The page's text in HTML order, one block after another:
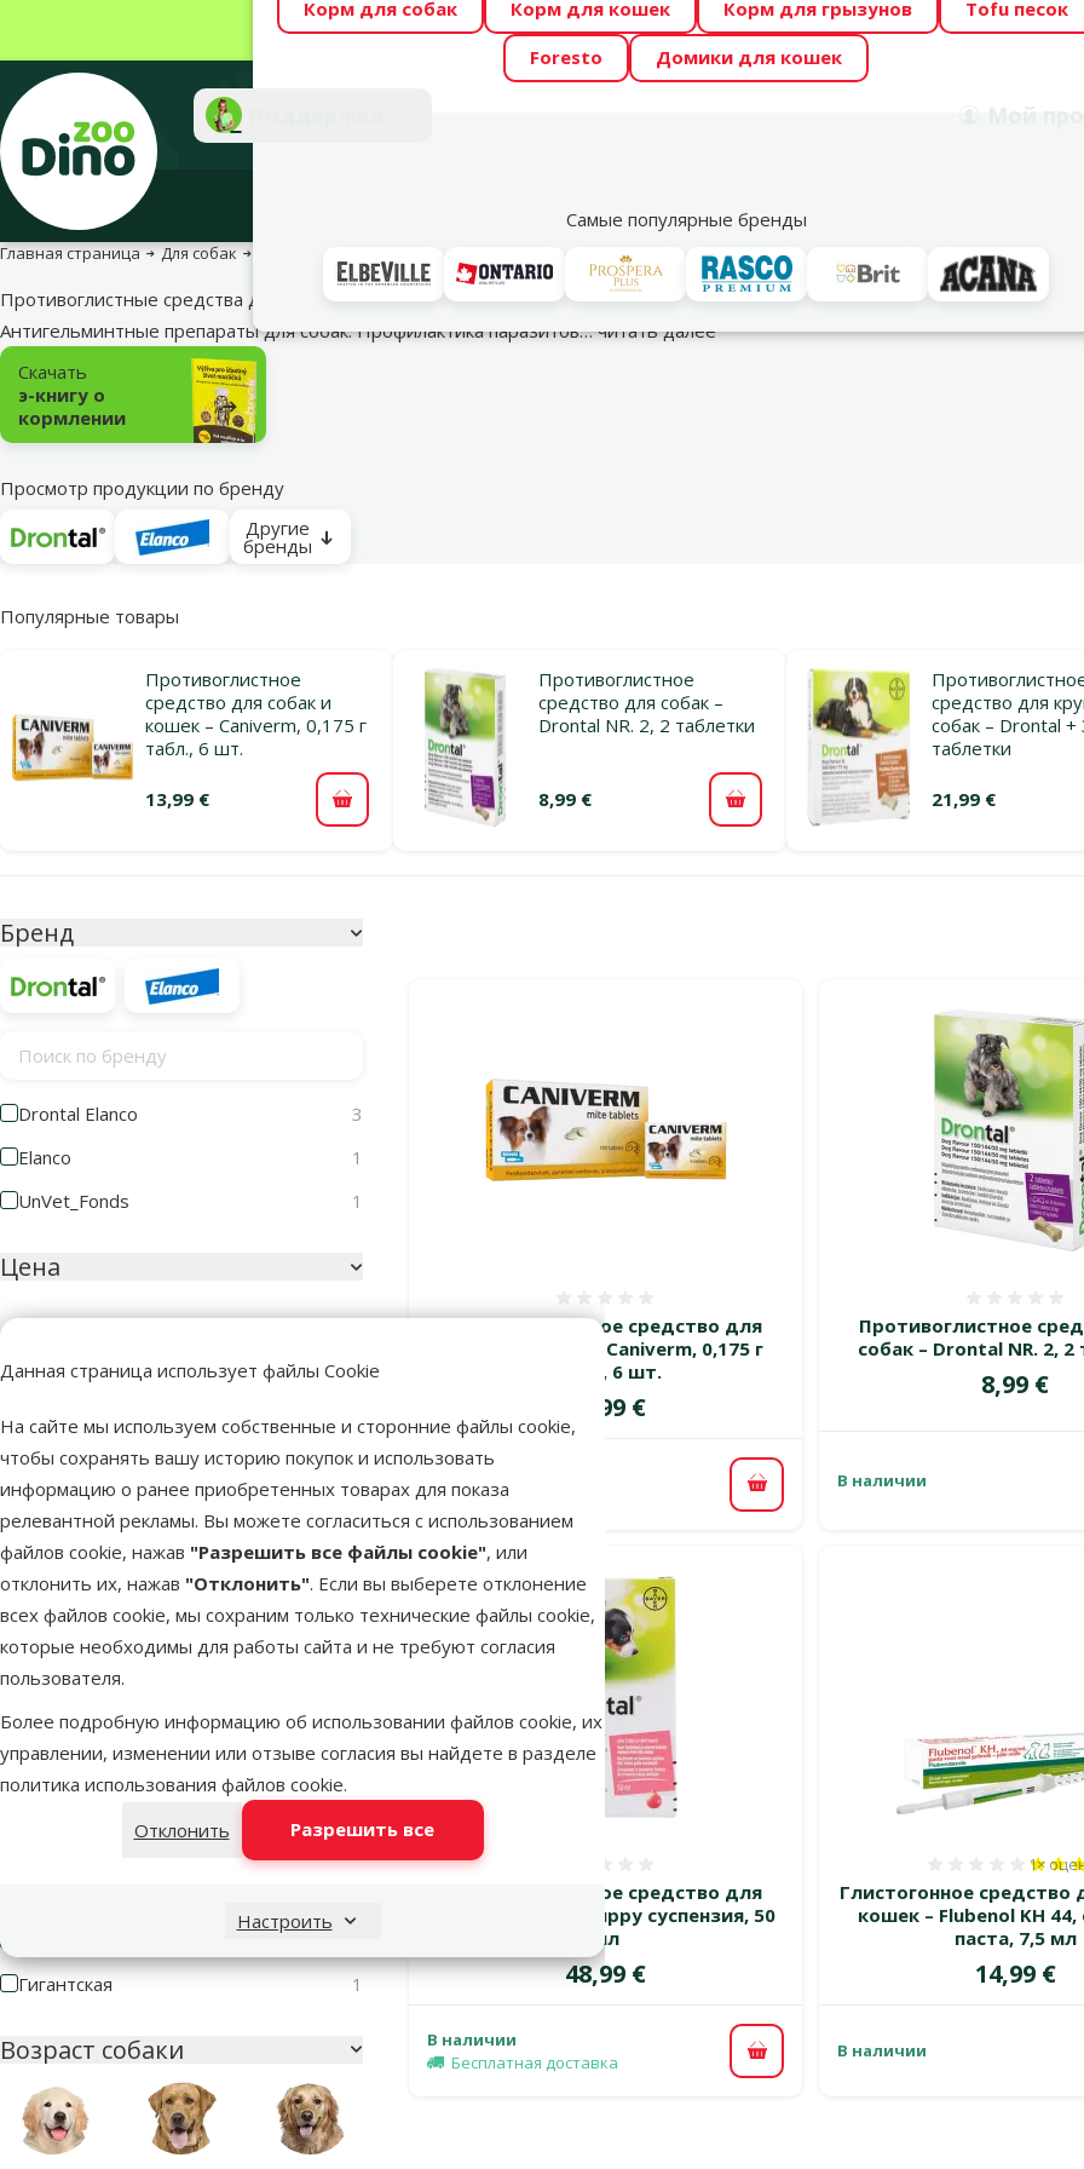
Весь месяц Dino Zoo предлагает отличные цены на ТОП-овые корма! 🍖
Фотоконкурс “GADA ŪSAIŅI”! Возможно Твой питомец станет звездой
Данная страница использует файлы Cookie
На сайте мы используем собственные и сторонние файлы cookie,
чтобы сохранять вашу историю покупок и использовать
информацию о ранее приобретенных товарах для показа
релевантной рекламы. Вы можете согласиться с использованием
файлов cookie, нажав "Разрешить все файлы cookie", или
отклонить их, нажав "Отклонить". Если вы выберете отклонение
всех файлов cookie, мы сохраним только технические файлы cookie,
которые необходимы для работы сайта и не требуют согласия
пользователя.
Более подробную информацию об использовании файлов cookie, их
управлении, изменении или отзыве согласия вы найдете в разделе
политика использования файлов cookie.
Отклонить
Разрешить все
Настроить
Корм для собак Корм для кошек Корм для грызунов
Tofu песок
Foresto
Домики для кошек
Самые популярные бренды
Акции
Главная страница Для собак Противоглистные средства
Противоглистные средства для собак
Антигельминтные препараты для собак. Профилактика паразитов…читать далее
Подкатегория
Скачать
э-книгу о
кормлении
Просмотр продукции по бренду
Другие
бренды
Популярные товары
Противоглистное
средство для собак и
кошек – Caniverm, 0,175 г
табл., 6 шт.
13,99 € В корзину
Противоглистное
средство для собак –
Drontal NR. 2, 2 таблетки
8,99 € В корзину
средство для
собак – Drontal +
таблетки
21,99 €
Бренд
Поиск по бренду
Drontal Elanco
3
Elanco
1
UnVet_Fonds
1
Цена
8 €
Оценка
Оценка 100%
Оценка 80%
0
Оценка 60%
0
Оценка 40%
0
Размер собаки
Гигантская
1
Возраст собаки
Противоглистное средство для
собак и кошек – Caniverm, 0,175 г
табл., 6 шт.
Цена
13,99 €
В наличии В корзину
Противоглистное
собак – Drontal NR. 2,
Цена
8,99 €
В наличии
Противоглистное средство для
собак – Drontal Puppy суспензия, 50
мл
Цена
48,99 €
В наличии
Бесплатная доставка
В корзину
Глистогонное средство
кошек – Flubenol KH
паста, 7,5 мл
1×
Цена
14,99 €
В наличии